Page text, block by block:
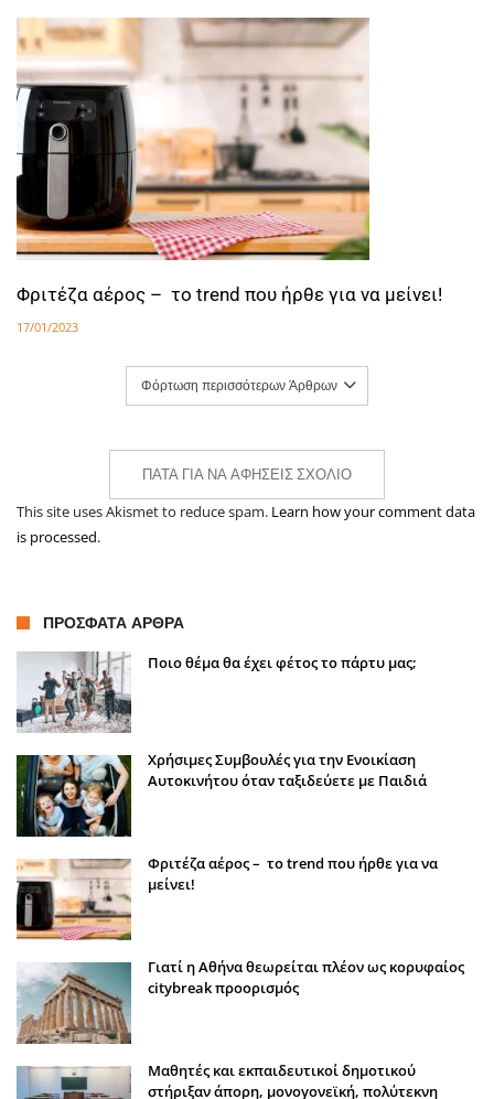
Φριτέζα αέρος – το trend που ήρθε για να μείνει!
17/01/2023
Φόρτωση περισσότερων Άρθρων
ΠΆΤΑ ΓΙΑ ΝΑ ΑΦΉΣΕΙΣ ΣΧΌΛΙΟ
This site uses Akismet to reduce spam. Learn how your comment data
is processed.
ΠΡΌΣΦΑΤΑ ΆΡΘΡΑ
Ποιο θέμα θα έχει φέτος το πάρτυ μας;
Χρήσιμες Συμβουλές για την Ενοικίαση
Αυτοκινήτου όταν ταξιδεύετε με Παιδιά
Φριτέζα αέρος – το trend που ήρθε για να
μείνει!
Γιατί η Αθήνα θεωρείται πλέον ως κορυφαίος
citybreak προορισμός
Μαθητές και εκπαιδευτικοί δημοτικού
στήριξαν άπορη, μονογονεϊκή, πολύτεκνη